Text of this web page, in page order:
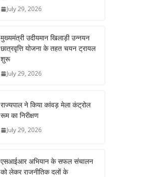
July 29, 2026
मुख्यमंत्री उदीयमान खिलाड़ी उन्नयन
छात्रवृत्ति योजना के तहत चयन ट्रायल
शुरू
July 29, 2026
राज्यपाल ने किया कांवड़ मेला कंट्रोल
रूम का निरीक्षण
July 29, 2026
एसआईआर अभियान के सफल संचालन
को लेकर राजनीतिक दलों के